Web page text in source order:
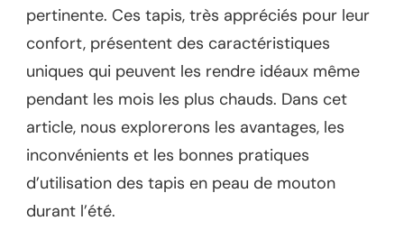
pertinente. Ces tapis, très appréciés pour leur
confort, présentent des caractéristiques
uniques qui peuvent les rendre idéaux même
pendant les mois les plus chauds. Dans cet
article, nous explorerons les avantages, les
inconvénients et les bonnes pratiques
d’utilisation des tapis en peau de mouton
durant l’été.